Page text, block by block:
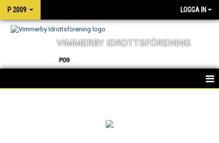
P 2009 LOGGA IN
VIMMERBY IDROTTSFÖRENING
P09